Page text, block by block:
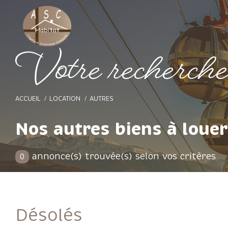
Voterecherch
ACCUEIL LOCATION AUTRES
Nos autres biens à louer
0 annonce(s) trouvée(s) selon vos critères
Désolés